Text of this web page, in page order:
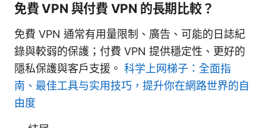
免費 VPN 與付費 VPN 的長期比較？
免費 VPN 通常有用量限制、廣告、可能的日誌紀
錄與較弱的保護；付費 VPN 提供穩定性、更好的
隱私保護與客戶支援。 科学上网梯子：全面指
南、最佳工具与实用技巧，提升你在網路世界的自
由度